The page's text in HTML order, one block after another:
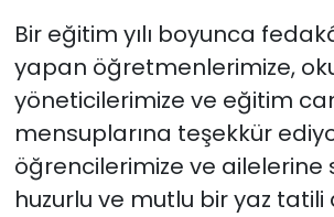
Bir eğitim yılı boyunca
yapan öğretmenlerimize,
yöneticilerimize ve eğitim
mensuplarına teşekkür
öğrencilerimize ve ailelerine
huzurlu ve mutlu bir yaz tatili